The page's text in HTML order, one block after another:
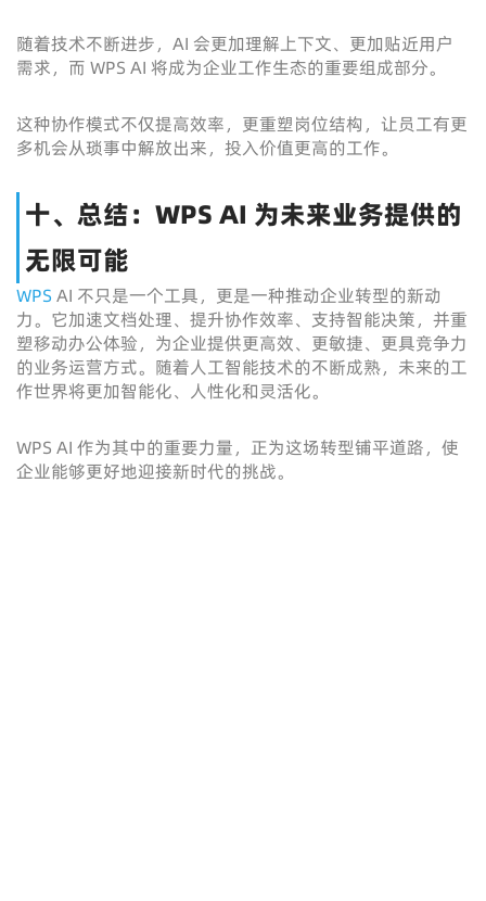
随着技术不断进步，AI 会更加理解上下文、更加贴近用户
需求，而 WPS AI 将成为企业工作生态的重要组成部分。
这种协作模式不仅提高效率，更重塑岗位结构，让员工有更
多机会从琐事中解放出来，投入价值更高的工作。
十、总结：WPS AI 为未来业务提供的
无限可能
WPS AI 不只是一个工具，更是一种推动企业转型的新动
力。它加速文档处理、提升协作效率、支持智能决策，并重
塑移动办公体验，为企业提供更高效、更敏捷、更具竞争力
的业务运营方式。随着人工智能技术的不断成熟，未来的工
作世界将更加智能化、人性化和灵活化。
WPS AI 作为其中的重要力量，正为这场转型铺平道路，使
企业能够更好地迎接新时代的挑战。